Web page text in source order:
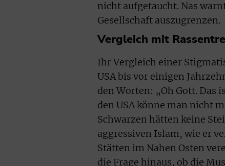
nicht aufgetaucht. Nas
Gesellschaft auszugrenzen.
Vergleich mit
Ihr Vergleich einer
USA bis vor einigen
den Worten: „Oh Gott. Das
den USA könne man nicht
Schwarzen hätten keine
aggressiven Islam, wie er
Stätten im Nahen Osten
die Frage hinaus, ob die